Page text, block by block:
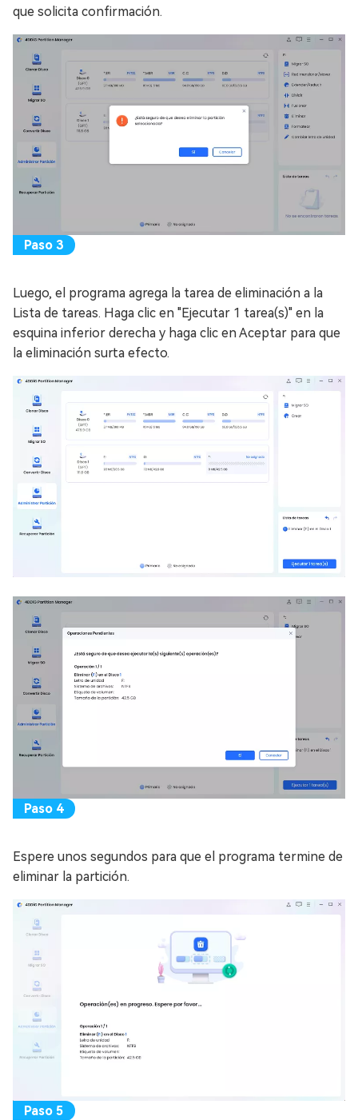
que solicita confirmación.
Luego, el programa agrega la tarea de eliminación a la
Lista de tareas. Haga clic en "Ejecutar 1 tarea(s)" en la
esquina inferior derecha y haga clic en Aceptar para que
la eliminación surta efecto.
Espere unos segundos para que el programa termine de
eliminar la partición.